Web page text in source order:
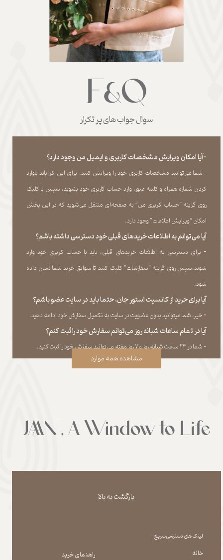
سوال جواب های پر تکرار
-آیا امکان ویرایش مشخصات کاربری و ایمیل من وجود دارد؟
- شما می‏‌توانید مشخصات کاربری خود را ویرایش کنید. برای این کار باید باوارد
کردن شماره همراه و کلمه عبور، وارد حساب کاربری خود بشوید، سپس با کلیک
روی گزینه “حساب کاربری من” به صفحه‏‌ای منتقل می‏‌شوید که در این بخش
امکان “ویرایش اطلاعات” وجود دارد.​​​​​​​
آیا می‌‏توانم به اطلاعات خریدهای قبلی خود دسترسی داشته باشم؟
​​​​​​​- برای دسترسی به اطلاعات خریدهای قبلی، باید با حساب کاربری خود وارد
شوید،سپس روی گزینه “سفارشات” کلیک کنید تا سوابق خرید شما نشان داده
‏شود.​​​​​​​
آیا برای خرید از کانسپت استور جان، حتما باید در سایت عضو باشم؟
​​​​​​​- خیر، شما میتوانید بدون عضویت در سایت به تکمیل سفارش خود ادامه دهید.​​​​​​​
آیا در تمام ساعات شبانه روز می‌توانم سفارش خود را ثبت کنم؟
​​​​​​​​​​​​​​- شما در ۲۴ ساعت شبانه روز و ۷ روز هفته می‌‏توانید سفارش خود را ثبت کنید.
مشاهده همه موارد
بازگشت به بالا
لینک های دسترسی سریع
خانه
راهنمای خرید